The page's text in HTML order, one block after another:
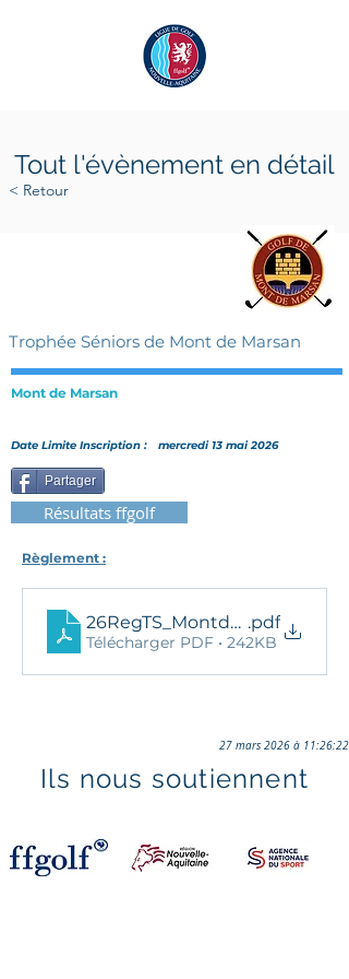
Tout l'évènement en détail
< Retour
Trophée Séniors de Mont de Marsan
Mont de Marsan
Date Limite Inscription : mercredi 13 mai 2026
Partager
Résultats ffgolf
Règlement :
26RegTS_MontdeMarsan
.pdf
Télécharger PDF • 242KB
27 mars 2026 à 11:26:22
Ils nous soutiennent